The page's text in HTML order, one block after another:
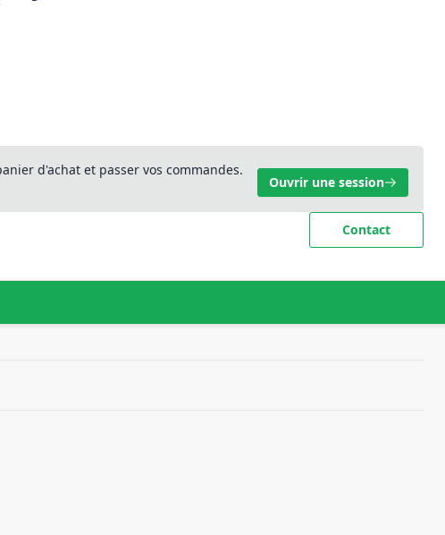
d'achat et passer vos commandes.
Ouvrir une session
Contact